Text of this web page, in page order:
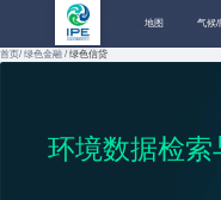
地图 气候/
首页/ 绿色金融 / 绿色信贷
环境数据检索